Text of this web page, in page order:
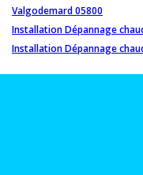
Valgodemard 05800
Installation Dépannage
Installation Dépannage